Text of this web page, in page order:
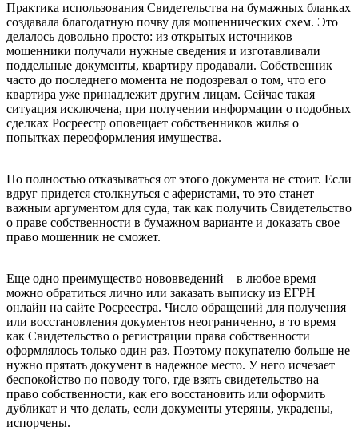
Практика использования Свидетельства на бумажных бланках
создавала благодатную почву для мошеннических схем. Это
делалось довольно просто: из открытых источников
мошенники получали нужные сведения и изготавливали
поддельные документы, квартиру продавали. Собственник
часто до последнего момента не подозревал о том, что его
квартира уже принадлежит другим лицам. Сейчас такая
ситуация исключена, при получении информации о подобных
сделках Росреестр оповещает собственников жилья о
попытках переоформления имущества.
Но полностью отказываться от этого документа не стоит. Если
вдруг придется столкнуться с аферистами, то это станет
важным аргументом для суда, так как получить Свидетельство
о праве собственности в бумажном варианте и доказать свое
право мошенник не сможет.
Еще одно преимущество нововведений – в любое время
можно обратиться лично или заказать выписку из ЕГРН
онлайн на сайте Росреестра. Число обращений для получения
или восстановления документов неограниченно, в то время
как Свидетельство о регистрации права собственности
оформлялось только один раз. Поэтому покупателю больше не
нужно прятать документ в надежное место. У него исчезает
беспокойство по поводу того, где взять свидетельство на
право собственности, как его восстановить или оформить
дубликат и что делать, если документы утеряны, украдены,
испорчены.